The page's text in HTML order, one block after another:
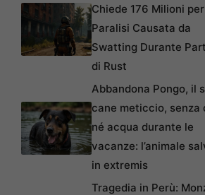
Chiede 176 Milioni per
Paralisi Causata da
Swatting Durante
di Rust
Abbandona Pongo, il
cane meticcio, senza
né acqua durante le
vacanze: l’animale
in extremis
Tragedia in Perù: